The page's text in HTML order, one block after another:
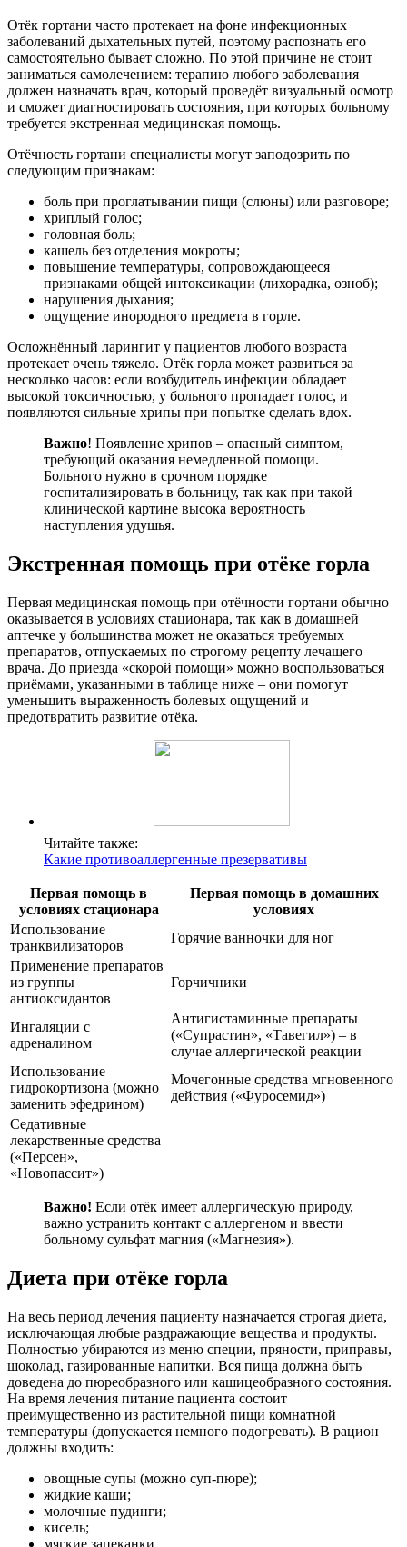
Отёк гортани часто протекает на фоне инфекционных
заболеваний дыхательных путей, поэтому распознать его
самостоятельно бывает сложно. По этой причине не стоит
заниматься самолечением: терапию любого заболевания
должен назначать врач, который проведёт визуальный осмотр
и сможет диагностировать состояния, при которых больному
требуется экстренная медицинская помощь.
Отёчность гортани специалисты могут заподозрить по
следующим признакам:
боль при проглатывании пищи (слюны) или разговоре;
хриплый голос;
головная боль;
кашель без отделения мокроты;
повышение температуры, сопровождающееся
признаками общей интоксикации (лихорадка, озноб);
нарушения дыхания;
ощущение инородного предмета в горле.
Осложнённый ларингит у пациентов любого возраста
протекает очень тяжело. Отёк горла может развиться за
несколько часов: если возбудитель инфекции обладает
высокой токсичностью, у больного пропадает голос, и
появляются сильные хрипы при попытке сделать вдох.
Важно! Появление хрипов – опасный симптом,
требующий оказания немедленной помощи.
Больного нужно в срочном порядке
госпитализировать в больницу, так как при такой
клинической картине высока вероятность
наступления удушья.
Экстренная помощь при отёке горла
Первая медицинская помощь при отёчности гортани обычно
оказывается в условиях стационара, так как в домашней
аптечке у большинства может не оказаться требуемых
препаратов, отпускаемых по строгому рецепту лечащего
врача. До приезда «скорой помощи» можно воспользоваться
приёмами, указанными в таблице ниже – они помогут
уменьшить выраженность болевых ощущений и
предотвратить развитие отёка.
Читайте также:
Какие противоаллергенные презервативы
Первая помощь в
условиях стационара
Первая помощь в домашних
условиях
Использование
транквилизаторов
Горячие ванночки для ног
Применение препаратов
из группы
антиоксидантов
Горчичники
Ингаляции с
адреналином
Антигистаминные препараты
(«Супрастин», «Тавегил») – в
случае аллергической реакции
Использование
гидрокортизона (можно
заменить эфедрином)
Мочегонные средства мгновенного
действия («Фуросемид»)
Седативные
лекарственные средства
(«Персен»,
«Новопассит»)
Важно! Если отёк имеет аллергическую природу,
важно устранить контакт с аллергеном и ввести
больному сульфат магния («Магнезия»).
Диета при отёке горла
На весь период лечения пациенту назначается строгая диета,
исключающая любые раздражающие вещества и продукты.
Полностью убираются из меню специи, пряности, приправы,
шоколад, газированные напитки. Вся пища должна быть
доведена до пюреобразного или кашицеобразного состояния.
На время лечения питание пациента состоит
преимущественно из растительной пищи комнатной
температуры (допускается немного подогревать). В рацион
должны входить:
овощные супы (можно суп-пюре);
жидкие каши;
молочные пудинги;
кисель;
мягкие запеканки.